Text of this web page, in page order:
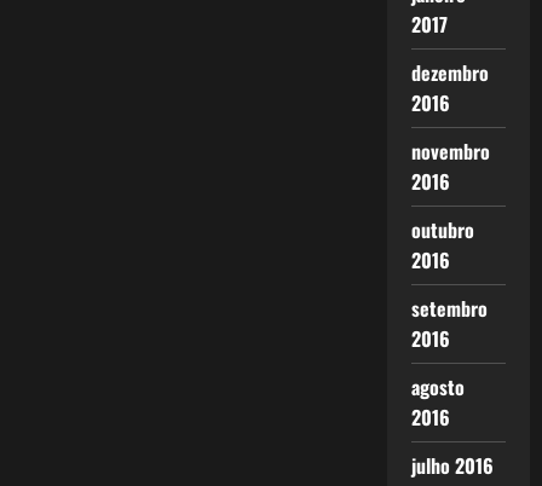
2017
dezembro
2016
novembro
2016
outubro
2016
setembro
2016
agosto
2016
julho 2016